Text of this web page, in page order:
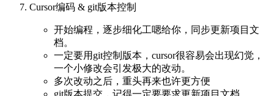
Cursor编码 & git版本控制
开始编程，逐步细化工嗯给你，同步更新项目文
档。
一定要用git控制版本，cursor很容易会出现幻觉，
一个小修改会引发极大的改动。
多次改动之后，重头再来也许更方便
git版本提交，记得一定要要求更新项目文档